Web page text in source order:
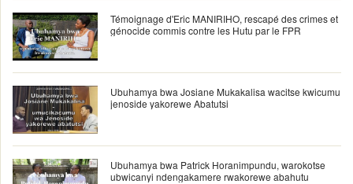
Témoignage d'Eric MANIRIHO, rescapé des crimes et
génocide commis contre les Hutu par le FPR
Ubuhamya bwa Josiane Mukakalisa wacitse kwicumu
jenoside yakorewe Abatutsi
Ubuhamya bwa Patrick Horanimpundu, warokotse
ubwicanyi ndengakamere rwakorewe abahutu